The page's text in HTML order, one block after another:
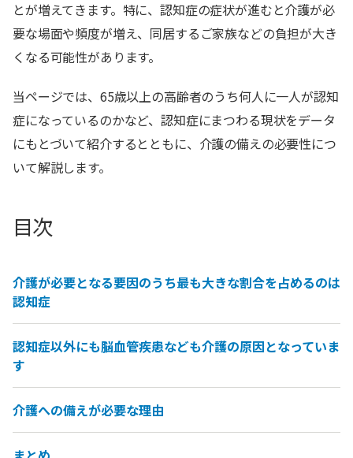
とが増えてきます。特に、認知症の症状が進むと介護が必
要な場面や頻度が増え、同居するご家族などの負担が大き
くなる可能性があります。
当ページでは、65歳以上の高齢者のうち何人に一人が認知
症になっているのかなど、認知症にまつわる現状をデータ
にもとづいて紹介するとともに、介護の備えの必要性につ
いて解説します。
目次
介護が必要となる要因のうち最も大きな割合を占めるのは
認知症
認知症以外にも脳血管疾患なども介護の原因となっていま
す
介護への備えが必要な理由